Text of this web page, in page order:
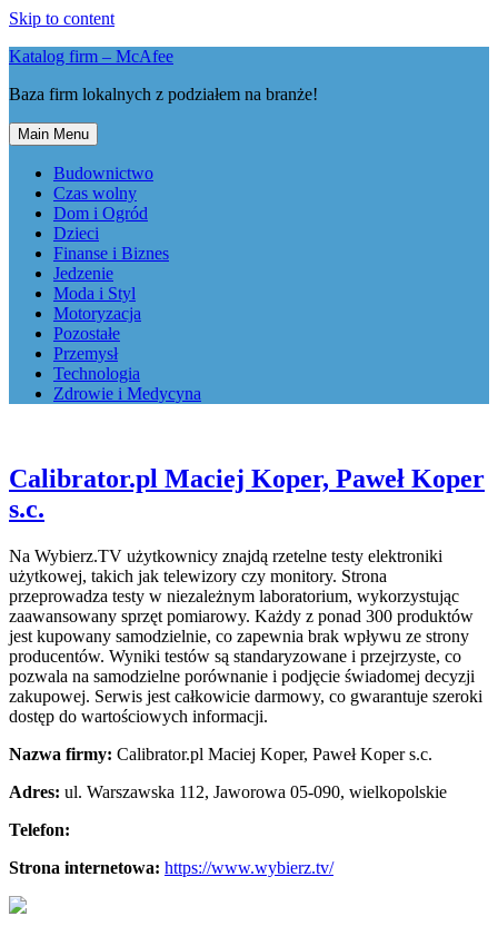
Skip to content
Katalog firm – McAfee
Baza firm lokalnych z podziałem na branże!
Main Menu
Budownictwo
Czas wolny
Dom i Ogród
Dzieci
Finanse i Biznes
Jedzenie
Moda i Styl
Motoryzacja
Pozostałe
Przemysł
Technologia
Zdrowie i Medycyna
Calibrator.pl Maciej Koper, Paweł Koper
s.c.
Na Wybierz.TV użytkownicy znajdą rzetelne testy elektroniki
użytkowej, takich jak telewizory czy monitory. Strona
przeprowadza testy w niezależnym laboratorium, wykorzystując
zaawansowany sprzęt pomiarowy. Każdy z ponad 300 produktów
jest kupowany samodzielnie, co zapewnia brak wpływu ze strony
producentów. Wyniki testów są standaryzowane i przejrzyste, co
pozwala na samodzielne porównanie i podjęcie świadomej decyzji
zakupowej. Serwis jest całkowicie darmowy, co gwarantuje szeroki
dostęp do wartościowych informacji.
Nazwa firmy: Calibrator.pl Maciej Koper, Paweł Koper s.c.
Adres: ul. Warszawska 112, Jaworowa 05-090, wielkopolskie
Telefon:
Strona internetowa: https://www.wybierz.tv/